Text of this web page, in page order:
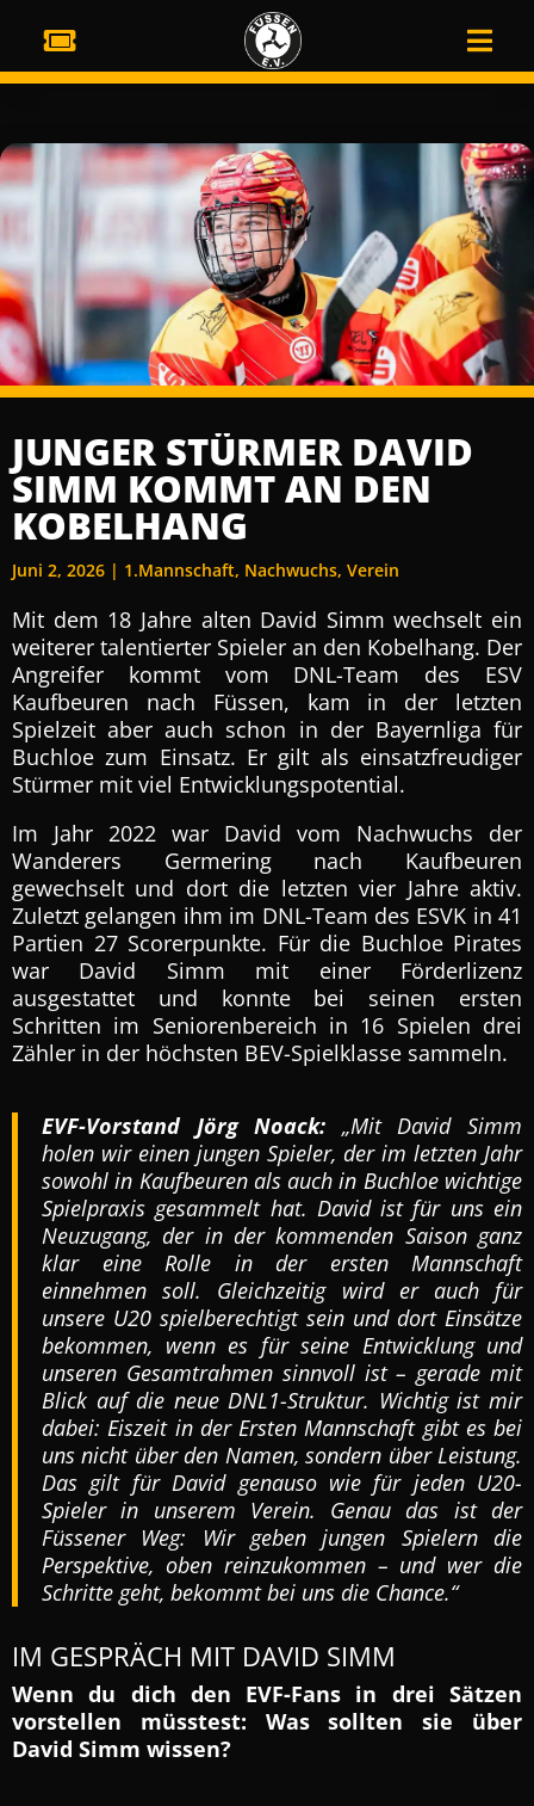
JUNGER STÜRMER DAVID
SIMM KOMMT AN DEN
KOBELHANG
Juni 2, 2026 | 1.Mannschaft, Nachwuchs, Verein
Mit dem 18 Jahre alten David Simm wechselt ein
weiterer talentierter Spieler an den Kobelhang. Der
Angreifer kommt vom DNL-Team des ESV
Kaufbeuren nach Füssen, kam in der letzten
Spielzeit aber auch schon in der Bayernliga für
Buchloe zum Einsatz. Er gilt als einsatzfreudiger
Stürmer mit viel Entwicklungspotential.
Im Jahr 2022 war David vom Nachwuchs der
Wanderers Germering nach Kaufbeuren
gewechselt und dort die letzten vier Jahre aktiv.
Zuletzt gelangen ihm im DNL-Team des ESVK in 41
Partien 27 Scorerpunkte. Für die Buchloe Pirates
war David Simm mit einer Förderlizenz
ausgestattet und konnte bei seinen ersten
Schritten im Seniorenbereich in 16 Spielen drei
Zähler in der höchsten BEV-Spielklasse sammeln.
EVF-Vorstand Jörg Noack: „Mit David Simm
holen wir einen jungen Spieler, der im letzten Jahr
sowohl in Kaufbeuren als auch in Buchloe wichtige
Spielpraxis gesammelt hat. David ist für uns ein
Neuzugang, der in der kommenden Saison ganz
klar eine Rolle in der ersten Mannschaft
einnehmen soll. Gleichzeitig wird er auch für
unsere U20 spielberechtigt sein und dort Einsätze
bekommen, wenn es für seine Entwicklung und
unseren Gesamtrahmen sinnvoll ist – gerade mit
Blick auf die neue DNL1-Struktur. Wichtig ist mir
dabei: Eiszeit in der Ersten Mannschaft gibt es bei
uns nicht über den Namen, sondern über Leistung.
Das gilt für David genauso wie für jeden U20-
Spieler in unserem Verein. Genau das ist der
Füssener Weg: Wir geben jungen Spielern die
Perspektive, oben reinzukommen – und wer die
Schritte geht, bekommt bei uns die Chance.“
IM GESPRÄCH MIT DAVID SIMM
Wenn du dich den EVF-Fans in drei Sätzen
vorstellen müsstest: Was sollten sie über
David Simm wissen?